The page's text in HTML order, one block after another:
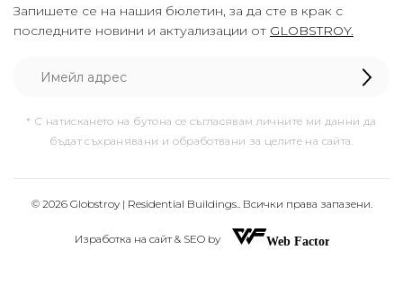
Запишете се на нашия бюлетин, за да сте в крак с
последните новини и актуализации от GLOBSTROY.
* С натискането на бутона се съгласявам личните ми данни да
бъдат съхранявани и обработвани за целите на сайта.
© 2026 Globstroy | Residential Buildings.. Всички права запазени.
Изработка на сайт & SEO by